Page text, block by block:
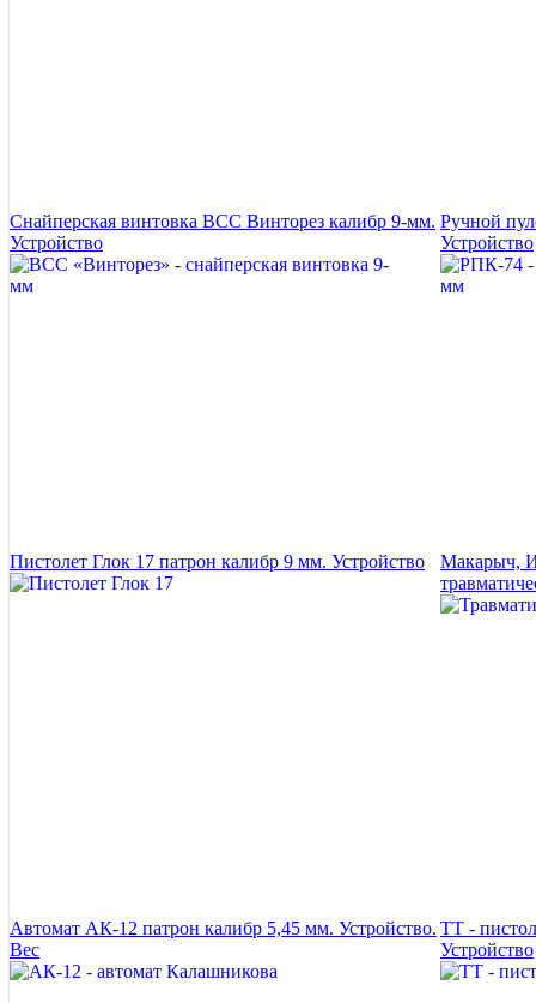
Снайперская винтовка ВСС Винторез калибр 9-мм.
Устройство
Ручной
Устройство
Пистолет Глок 17 патрон калибр 9 мм. Устройство
Макарыч,
Автомат АК-12 патрон калибр 5,45 мм. Устройство.
Вес
ТТ -
Устройство